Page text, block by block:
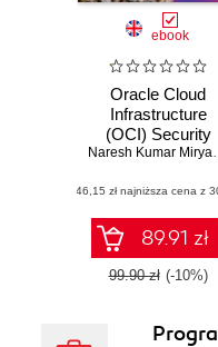
ebook
Oracle Cloud
Infrastructure
(OCI) Security
Handbook
(46,15 zł najniższa cena z
89.91 zł
99.90 zł (-10%)